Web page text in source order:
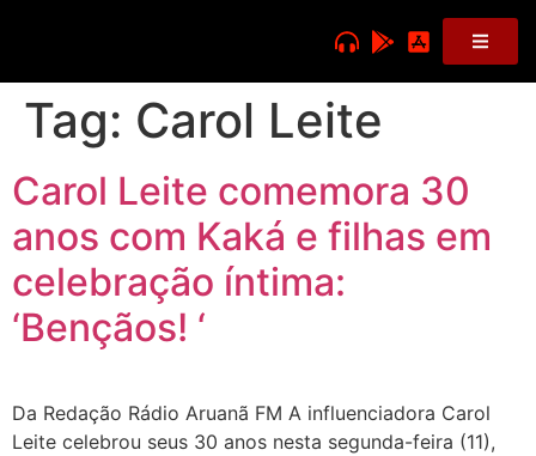
Tag: Carol Leite
Carol Leite comemora 30
anos com Kaká e filhas em
celebração íntima:
‘Bençãos! ‘
Da Redação Rádio Aruanã FM A influenciadora Carol
Leite celebrou seus 30 anos nesta segunda-feira (11),